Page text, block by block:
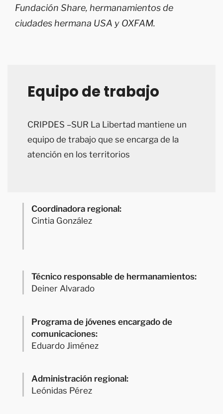
Fundación Share, hermanamientos de
ciudades hermana USA y OXFAM.
Equipo de trabajo
CRIPDES –SUR La Libertad mantiene un
equipo de trabajo que se encarga de la
atención en los territorios
Coordinadora regional:
Cintia González
Técnico responsable de hermanamientos:
Deiner Alvarado
Programa de jóvenes encargado de
comunicaciones:
Eduardo Jiménez
Administración regional:
Leónidas Pérez